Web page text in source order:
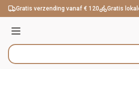
Ga naar de inhoud
Gratis verzending vanaf € 120 Gratis
Menu
Product, merk, categorie...